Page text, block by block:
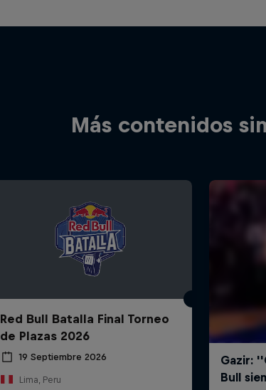
Más contenidos
Red Bull Batalla Final Torneo
de Plazas 2026
19 Septiembre 2026
Lima, Peru